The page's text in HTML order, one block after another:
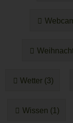
Wetter (3)
Wissen (1)